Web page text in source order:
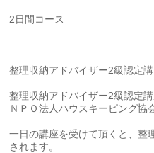
2日間コース
整理収納アドバイザー2級認定
整理収納アドバイザー2級認定
ＮＰＯ法人ハウスキーピング協
一日の講座を受けて頂くと、整
されます。